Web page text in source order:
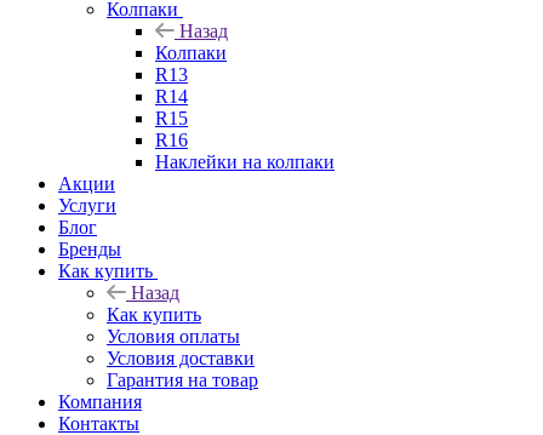
Колпаки
Назад
Колпаки
R13
R14
R15
R16
Наклейки на колпаки
Акции
Услуги
Блог
Бренды
Как купить
Назад
Как купить
Условия оплаты
Условия доставки
Гарантия на товар
Компания
Контакты